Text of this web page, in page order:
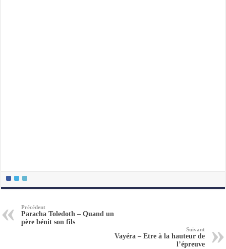
Précédent
Paracha Toledoth – Quand un
père bénit son fils
Suivant
Vayéra – Etre à la hauteur de
l’épreuve